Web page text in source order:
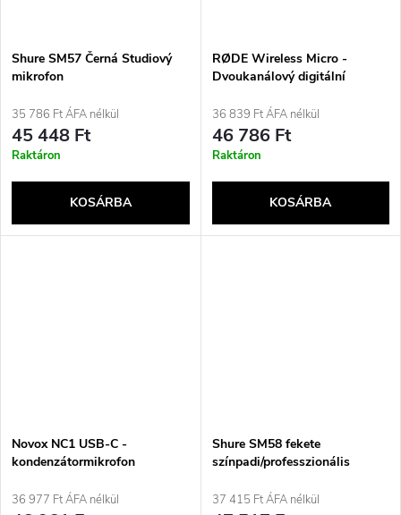
Shure SM57 Černá Studiový
mikrofon
35 786 Ft ÁFA nélkül
45 448 Ft
Raktáron
KOSÁRBA
RØDE Wireless Micro -
Dvoukanálový digitální
bílý
36 839 Ft ÁFA nélkül
46 786 Ft
Raktáron
KOSÁRBA
Novox NC1 USB-C -
kondenzátormikrofon
36 977 Ft ÁFA nélkül
Shure SM58 fekete
színpadi/professzionális
37 415 Ft ÁFA nélkül